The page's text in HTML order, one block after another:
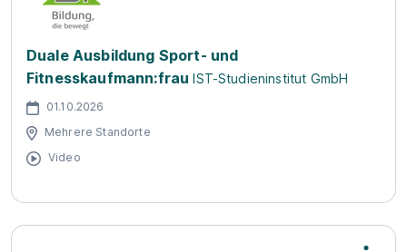
Duale Ausbildung Sport- und
Fitnesskaufmann:frau IST-Studieninstitut GmbH
01.10.2026
Mehrere Standorte
Video